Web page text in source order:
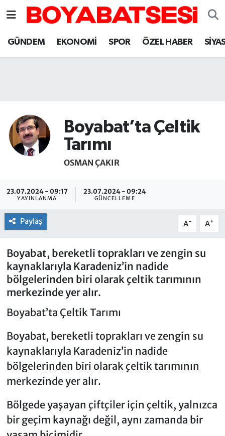
GÜNDEM EKONOMİ SPOR ÖZEL HABER
Boyabat’ta Çeltik
Tarımı
OSMAN ÇAKIR
23.07.2024 - 09:17
YAYINLANMA
23.07.2024 - 09:24
GÜNCELLEME
Paylaş A- A+
Boyabat, bereketli toprakları ve zengin su
kaynaklarıyla Karadeniz’in nadide
bölgelerinden biri olarak çeltik tarımının
merkezinde yer alır.
Boyabat’ta Çeltik Tarımı
Boyabat, bereketli toprakları ve zengin su
kaynaklarıyla Karadeniz’in nadide
bölgelerinden biri olarak çeltik tarımının
merkezinde yer alır.
Bölgede yaşayan çiftçiler için çeltik, yalnızca
bir geçim kaynağı değil, aynı zamanda bir
Sinop Nöbetçi Eczaneler
Sinop Trafik Yoğunluk Haritası
Süper Lig Puan Durumu ve Fikstür
Tüm Manşetler
Son Dakika Haberleri
Haber Arşivi